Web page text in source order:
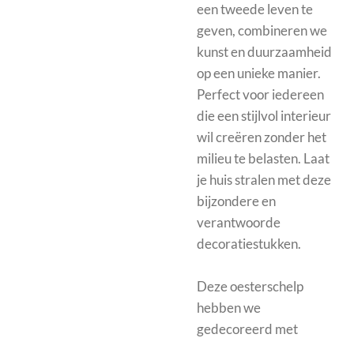
een tweede leven te
geven, combineren we
kunst en duurzaamheid
op een unieke manier.
Perfect voor iedereen
die een stijlvol interieur
wil creëren zonder het
milieu te belasten. Laat
je huis stralen met deze
bijzondere en
verantwoorde
decoratiestukken.
Deze oesterschelp
hebben we
gedecoreerd met